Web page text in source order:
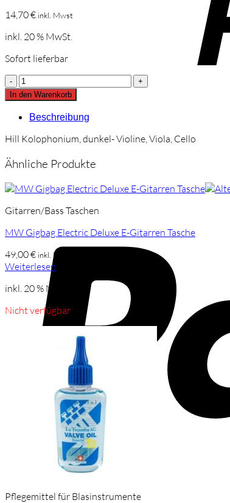
14,70€ inkl. Mwst
inkl. 20 % MwSt.
Sofort lieferbar
Hill
Kolophonium,
dunkel
Violine
In den Warenkorb
Beschreibung
Hill Kolophonium, dunkel- Violine, Viola, Cello
Ähnliche Produkte
Gitarren/Bass Taschen
MW Gigbag Electric Deluxe E-Gitarren Tasche
49,00€ inkl. Mwst
Weiterlesen
inkl. 20 % MwSt.
Nicht verfügbar
Pflegemittel für Blasinstrumente